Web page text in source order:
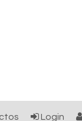
Login